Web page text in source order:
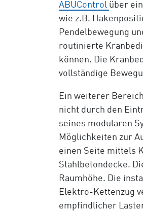
ABUControl über
wie z.B.
Pendelbewegung
routinierte
können. Die
vollständige
Ein weiterer
nicht durch den
seines modularen
Möglichkeiten zur
einen Seite mittels
Stahlbetondecke.
Raumhöhe. Die
Elektro-Kettenzug
empfindlicher